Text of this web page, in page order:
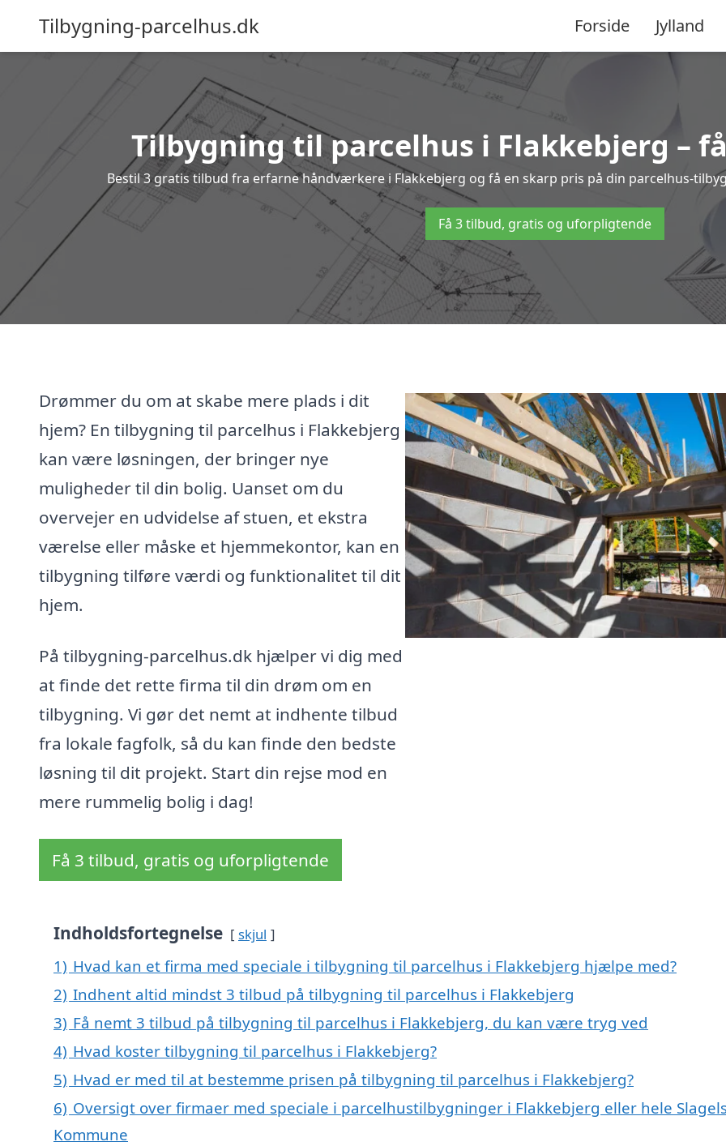
Tilbygning-parcelhus.dk Forside Jylland
Tilbygning til parcelhus i Flakkebjerg –
Bestil 3 gratis tilbud fra erfarne håndværkere i Flakkebjerg og få en skarp pris på din parcelhus-
Få 3 tilbud, gratis og uforpligtende
Drømmer du om at skabe mere plads i dit
hjem? En tilbygning til parcelhus i Flakkebjerg
kan være løsningen, der bringer nye
muligheder til din bolig. Uanset om du
overvejer en udvidelse af stuen, et ekstra
værelse eller måske et hjemmekontor, kan en
tilbygning tilføre værdi og funktionalitet til dit
hjem.
På tilbygning-parcelhus.dk hjælper vi dig med
at finde det rette firma til din drøm om en
tilbygning. Vi gør det nemt at indhente tilbud
fra lokale fagfolk, så du kan finde den bedste
løsning til dit projekt. Start din rejse mod en
mere rummelig bolig i dag!
Få 3 tilbud, gratis og uforpligtende
Indholdsfortegnelse skjul
1) Hvad kan et firma med speciale i tilbygning til parcelhus i Flakkebjerg hjælpe med?
2) Indhent altid mindst 3 tilbud på tilbygning til parcelhus i Flakkebjerg
3) Få nemt 3 tilbud på tilbygning til parcelhus i Flakkebjerg, du kan være tryg ved
4) Hvad koster tilbygning til parcelhus i Flakkebjerg?
5) Hvad er med til at bestemme prisen på tilbygning til parcelhus i Flakkebjerg?
6) Oversigt over firmaer med speciale i parcelhustilbygninger i Flakkebjerg eller hele
Kommune